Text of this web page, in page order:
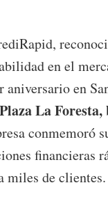
en el
aniversario en
La
conmemoró
financieras
miles de clientes.